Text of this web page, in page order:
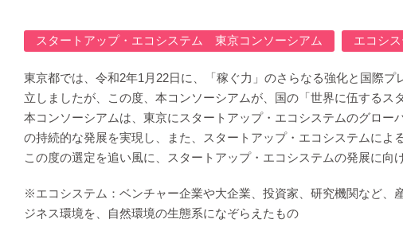
スタートアップ・エコシステム 東京コンソーシアム
エコシ
東京都では、令和2年1月22日に、「稼ぐ力」のさらなる強化と国際
立しましたが、この度、本コンソーシアムが、国の「世界に伍する
本コンソーシアムは、東京にスタートアップ・エコシステムのグロ
の持続的な発展を実現し、また、スタートアップ・エコシステムによ
この度の選定を追い風に、スタートアップ・エコシステムの発展に向
※エコシステム：ベンチャー企業や大企業、投資家、研究機関など、
ジネス環境を、自然環境の生態系になぞらえたもの